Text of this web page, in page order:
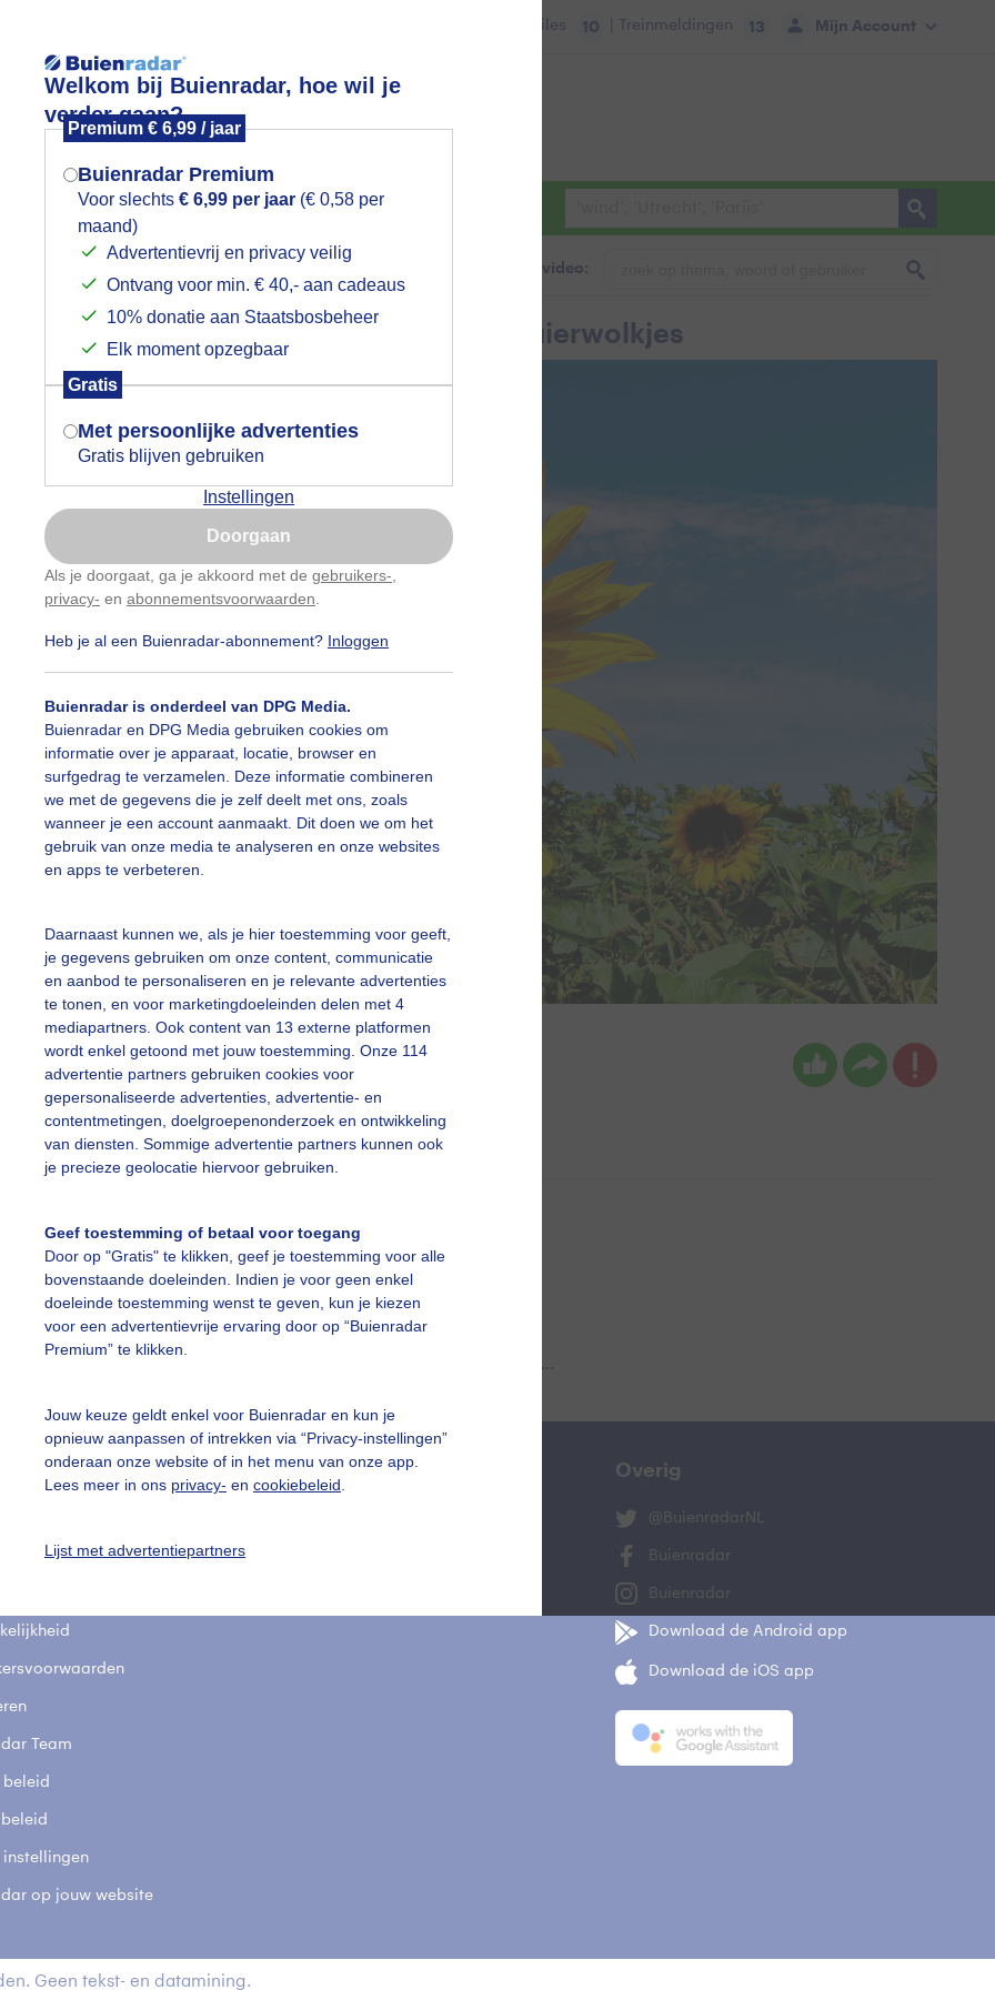
Welkom bij Buienradar, hoe wil je
verder gaan?
Premium € 6,99 / jaar
Buienradar Premium
Voor slechts € 6,99 per jaar (€ 0,58 per
maand)
Advertentievrij en privacy veilig
Ontvang voor min. € 40,- aan cadeaus
10% donatie aan Staatsbosbeheer
Elk moment opzegbaar
Gratis
Met persoonlijke advertenties
Gratis blijven gebruiken
Instellingen
Doorgaan
Als je doorgaat, ga je akkoord met de gebruikers-
privacy- en abonnementsvoorwaarden
Heb je al een Buienradar-abonnement? Inloggen
Buienradar is onderdeel van DPG Media.
Buienradar en DPG Media gebruiken cookies om
informatie over je apparaat, locatie, browser en
surfgedrag te verzamelen. Deze informatie combineren
we met de gegevens die je zelf deelt met ons, zoals
wanneer je een account aanmaakt. Dit doen we om het
gebruik van onze media te analyseren en onze websites
en apps te verbeteren.
Daarnaast kunnen we, als je hier toestemming voor geeft,
je gegevens gebruiken om onze content, communicatie
en aanbod te personaliseren en je relevante advertenties
te tonen, en voor marketingdoeleinden delen met 4
mediapartners. Ook content van 13 externe platformen
wordt enkel getoond met jouw toestemming. Onze 114
advertentie partners gebruiken cookies voor
gepersonaliseerde advertenties, advertentie- en
contentmetingen, doelgroepenonderzoek en ontwikkeling
van diensten. Sommige advertentie partners kunnen ook
je precieze geolocatie hiervoor gebruiken.
Geef toestemming of betaal voor toegang
Door op "Gratis" te klikken, geef je toestemming voor alle
bovenstaande doeleinden. Indien je voor geen enkel
doeleinde toestemming wenst te geven, kun je kiezen
voor een advertentievrije ervaring door op “Buienradar
Premium” te klikken.
Jouw keuze geldt enkel voor Buienradar en kun je
opnieuw aanpassen of intrekken via “Privacy-instellingen”
onderaan onze website of in het menu van onze app.
Lees meer in ons privacy- en cookiebeleid
Lijst met advertentiepartners
Mijn Account
Files 10 | Treinmeldingen 13
Foto en video Weerzine
Zoeken in foto & video:
zonniger en een paar lichte sluierwolkjes
zonniger en een paar lichte sluierwolkjes
ria brasser Gemaakt: 04-08-2022, 217x bekeken
Paarsluierwolkjes Zonnebloem
vragen
Team
beleid
instellingen
op jouw website
Mijn weer Overig
@BuienradarNL
Buienradar
Buienradar
Download de Android app
Download de iOS app
Geen tekst- en datamining.
Mogen we je locatie gebruiken voor
het weer?
Indien je hier nog geen akkoord op hebt
gegeven, verschijnt er zo een pop-up uit
je browser waarin deze toestemming
gevraagd wordt.
Is goed, toon de popup
Nu niet, misschien later
Gebruik je Safari en wil je niet elke dag deze pop-up
Klikhierom dit aan te passen